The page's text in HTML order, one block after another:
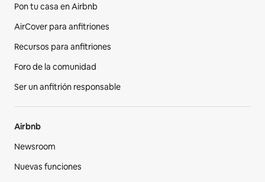
Pon tu casa en Airbnb
AirCover para anfitriones
Recursos para anfitriones
Foro de la comunidad
Ser un anfitrión responsable
Airbnb
Newsroom
Nuevas funciones